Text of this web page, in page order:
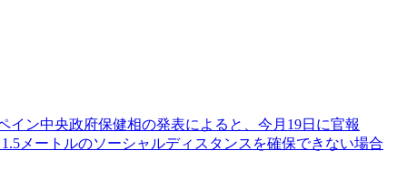
ン中央政府保健相の発表によると、今月19日に官報
メートルのソーシャルディスタンスを確保できない場合